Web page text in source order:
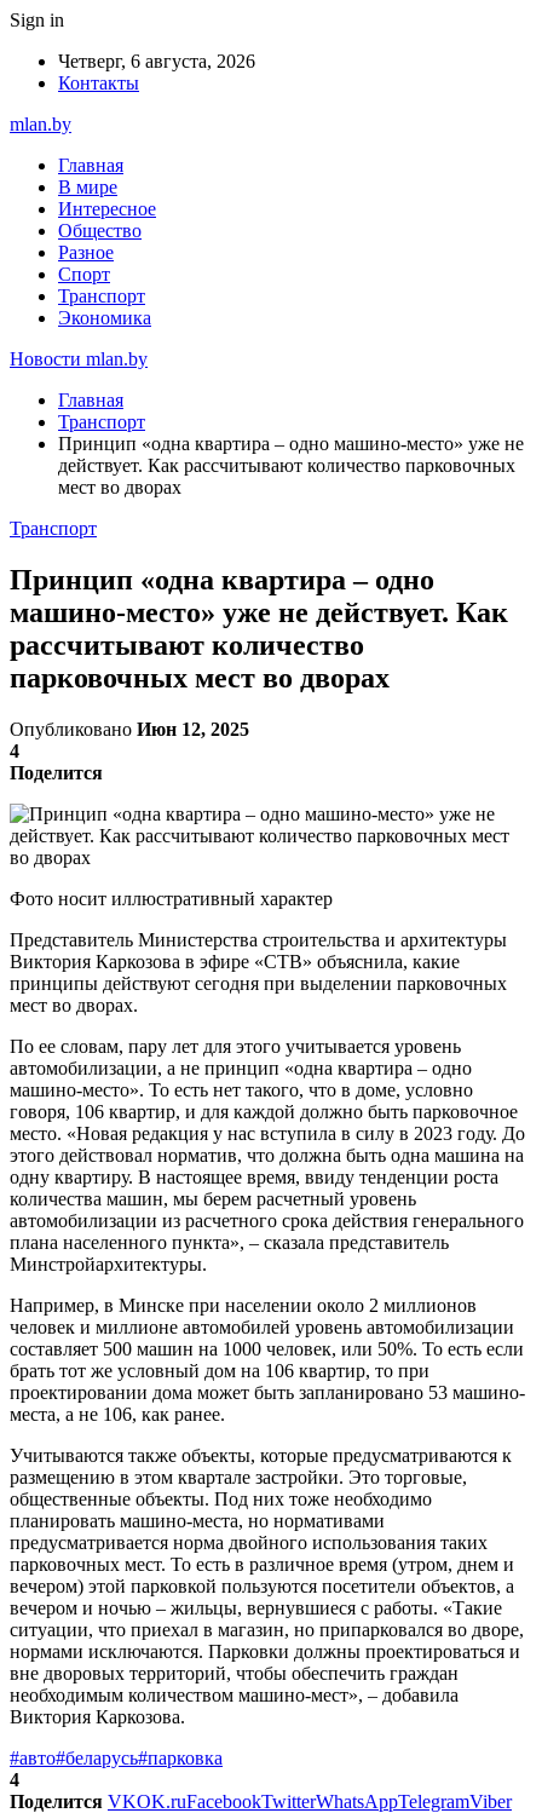
Sign in
Четверг, 6 августа, 2026
Контакты
mlan.by
Главная
В мире
Интересное
Общество
Разное
Спорт
Транспорт
Экономика
Новости mlan.by
Главная
Транспорт
Принцип «одна квартира – одно машино-место» уже не
действует. Как рассчитывают количество парковочных
мест во дворах
Транспорт
Принцип «одна квартира – одно
машино-место» уже не действует. Как
рассчитывают количество
парковочных мест во дворах
Опубликовано Июн 12, 2025
4
Поделится
Фото носит иллюстративный характер
Представитель Министерства строительства и архитектуры
Виктория Каркозова в эфире «СТВ» объяснила, какие
принципы действуют сегодня при выделении парковочных
мест во дворах.
По ее словам, пару лет для этого учитывается уровень
автомобилизации, а не принцип «одна квартира – одно
машино-место». То есть нет такого, что в доме, условно
говоря, 106 квартир, и для каждой должно быть парковочное
место. «Новая редакция у нас вступила в силу в 2023 году. До
этого действовал норматив, что должна быть одна машина на
одну квартиру. В настоящее время, ввиду тенденции роста
количества машин, мы берем расчетный уровень
автомобилизации из расчетного срока действия генерального
плана населенного пункта», – сказала представитель
Минстройархитектуры.
Например, в Минске при населении около 2 миллионов
человек и миллионе автомобилей уровень автомобилизации
составляет 500 машин на 1000 человек, или 50%. То есть если
брать тот же условный дом на 106 квартир, то при
проектировании дома может быть запланировано 53 машино-
места, а не 106, как ранее.
Учитываются также объекты, которые предусматриваются к
размещению в этом квартале застройки. Это торговые,
общественные объекты. Под них тоже необходимо
планировать машино-места, но нормативами
предусматривается норма двойного использования таких
парковочных мест. То есть в различное время (утром, днем и
вечером) этой парковкой пользуются посетители объектов, а
вечером и ночью – жильцы, вернувшиеся с работы. «Такие
ситуации, что приехал в магазин, но припарковался во дворе,
нормами исключаются. Парковки должны проектироваться и
вне дворовых территорий, чтобы обеспечить граждан
необходимым количеством машино-мест», – добавила
Виктория Каркозова.
#авто#беларусь#парковка
4
Поделится VKOK.ruFacebookTwitterWhatsAppTelegramViber